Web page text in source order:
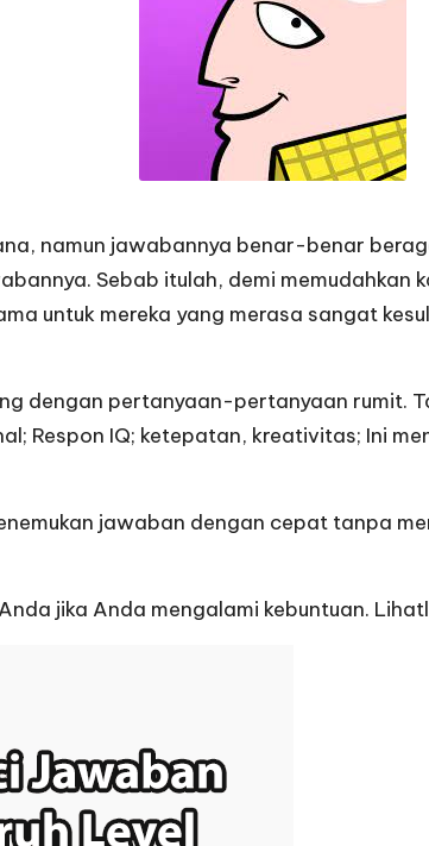
namun jawabannya benar-benar
Sebab itulah, demi memudahkan
untuk mereka yang merasa sangat
dengan pertanyaan-pertanyaan rumit.
Respon IQ; ketepatan, kreativitas; Ini
jawaban dengan cepat tanpa
jika Anda mengalami kebuntuan.